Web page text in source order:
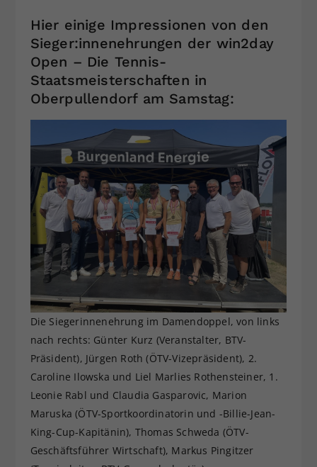
Hier einige Impressionen von den
Sieger:innenehrungen der win2day
Open – Die Tennis-
Staatsmeisterschaften in
Oberpullendorf am Samstag:
Die Siegerinnenehrung im Damendoppel, von links
nach rechts: Günter Kurz (Veranstalter, BTV-
Präsident), Jürgen Roth (ÖTV-Vizepräsident), 2.
Caroline Ilowska und Liel Marlies Rothensteiner, 1.
Leonie Rabl und Claudia Gasparovic, Marion
Maruska (ÖTV-Sportkoordinatorin und -Billie-Jean-
King-Cup-Kapitänin), Thomas Schweda (ÖTV-
Geschäftsführer Wirtschaft), Markus Pingitzer